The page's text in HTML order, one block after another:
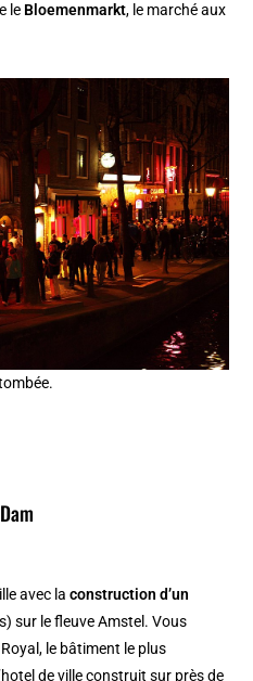
le Bloemenmarkt, le marché aux
avec laconstruction d’un
sur le fleuve Amstel. Vous
le bâtiment le plus
de ville construit sur près de